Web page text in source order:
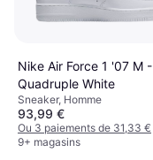
Nike Air Force 1 '07 M -
Quadruple White
Sneaker, Homme
93,99 €
Ou 3 paiements de 31,33 €
9+ magasins